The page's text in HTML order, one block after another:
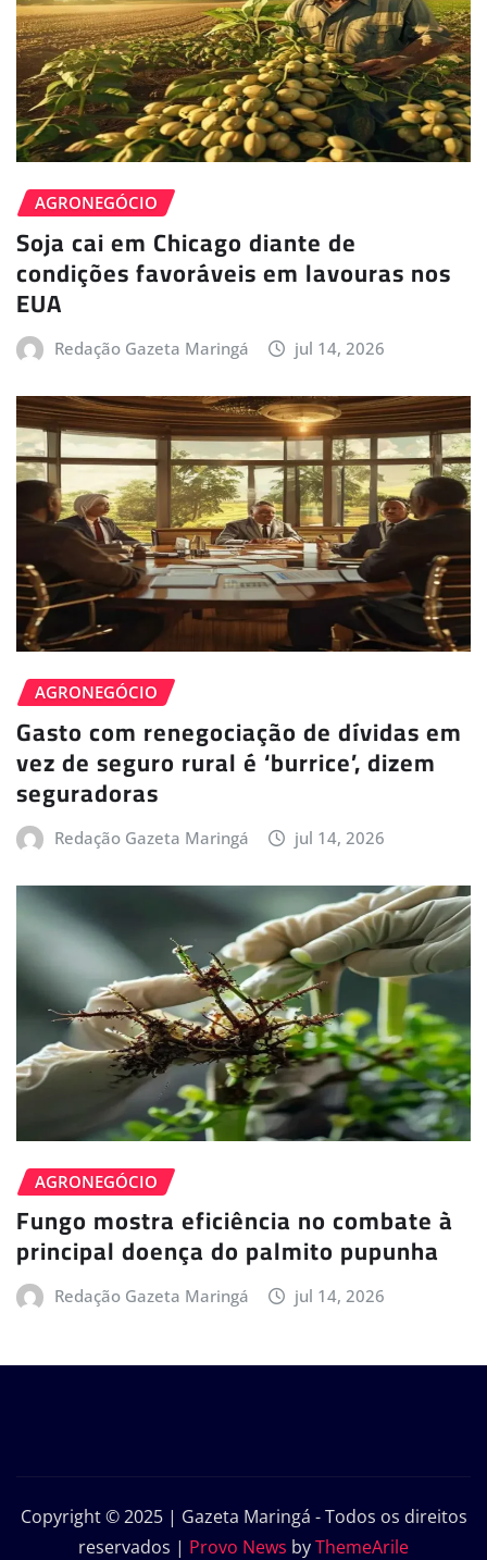
AGRONEGÓCIO
Soja cai em Chicago diante de
condições favoráveis em lavouras nos
EUA
Redação Gazeta Maringá jul 14, 2026
AGRONEGÓCIO
Gasto com renegociação de dívidas em
vez de seguro rural é ‘burrice’, dizem
seguradoras
Redação Gazeta Maringá jul 14, 2026
AGRONEGÓCIO
Fungo mostra eficiência no combate à
principal doença do palmito pupunha
Redação Gazeta Maringá jul 14, 2026
Copyright © 2025 | Gazeta Maringá - Todos os direitos
reservados | Provo News byThemeArile